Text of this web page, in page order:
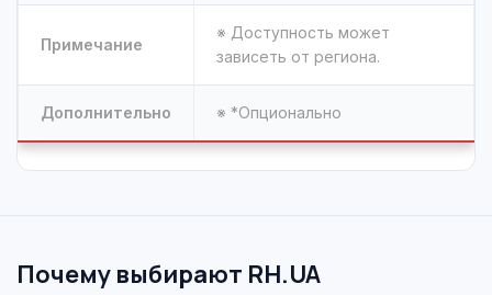
Примечание
※ Доступность может
зависеть от региона.
Дополнительно ※ *Опционально
Почему выбирают RH.UA